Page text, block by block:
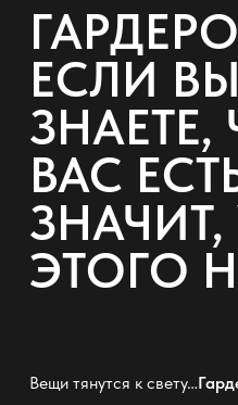
ЕСЛИ
ЗНАЕТЕ,
ВАС
ЗНАЧИТ,
ЭТОГО
Вещи тянутся к свету…